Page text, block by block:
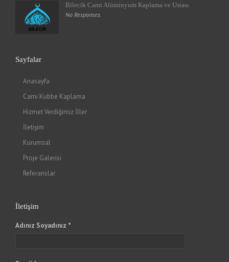
Bilecik Cami Alüminyum Kaplama ve Ustası
No Responses.
Sayfalar
Anasayfa
Cami Kubbe Kaplama
Hizmet Verdiğimiz İller
İletişim
Kurumsal
Proje Galerisi
Referanslar
İletişim
Adınız Soyadınız *